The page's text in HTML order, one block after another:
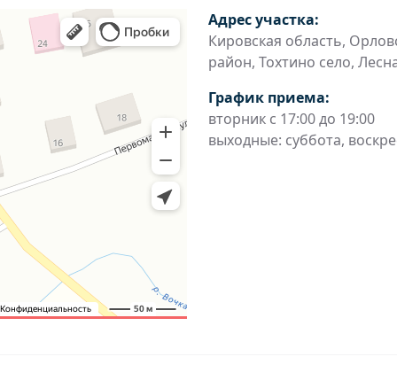
Адрес участка:
Кировская область,
район, Тохтино село,
График приема:
вторник с 17:00 до 19:00
выходные: суббота,